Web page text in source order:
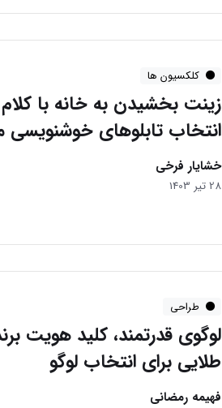
کلکسیون ها
زینت بخشیدن به خانه با کلام
انتخاب تابلوهای
خشایار فرخی
28 تیر 1403
طراحی
طلایی برای انتخاب لوگو
فهیمه رمضانی